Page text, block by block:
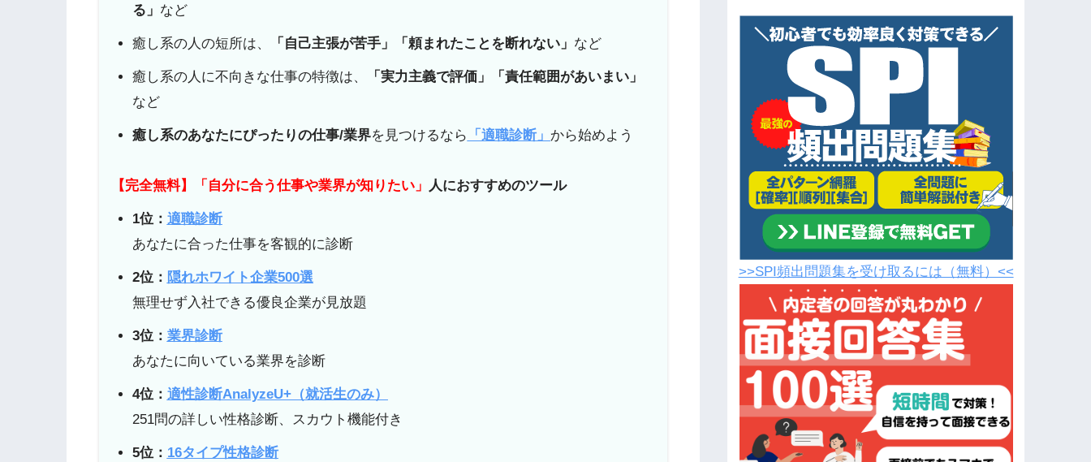
る」 など
癒し系の人の短所は、 「自己主張が苦手」「頼まれたことを断れない」 など
癒し系の人に不向きな仕事の特徴は、
「実力主義で評価」「責任範囲があいまい」
など
癒し系のあなたにぴったりの仕事/業界を見つけるなら 「適職診断」 から始めよう
【完全無料】「自分に合う仕事や業界が知りたい」 人におすすめのツール
1位： 適職診断
あなたに合った仕事を客観的に診断
2位： 隠れホワイト企業500選
無理せず入社できる優良企業が見放題
3位： 業界診断
あなたに向いている業界を診断
4位： 適性診断AnalyzeU+（就活生のみ）
251問の詳しい性格診断、スカウト機能付き
5位： 16タイプ性格診断
>>SPI頻出問題集を受け取るには（無料）<<